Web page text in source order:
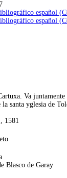
español
español
Va
santa yglesia
1581
Blasco de Garay